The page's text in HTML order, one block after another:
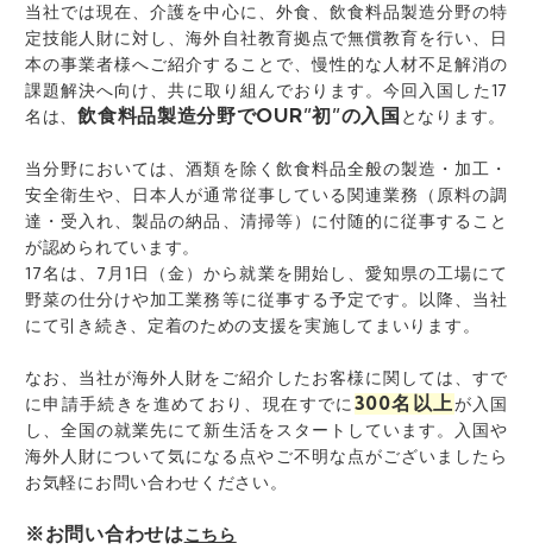
当社では現在、介護を中心に、外食、飲食料品製造分野の特
定技能人財に対し、海外自社教育拠点で無償教育を行い、日
本の事業者様へご紹介することで、慢性的な人材不足解消の
課題解決へ向け、共に取り組んでおります。今回入国した17
名は、飲食料品製造分野でOUR”初”の入国 となります。
当分野においては、酒類を除く飲食料品全般の製造・加工・
安全衛生や、日本人が通常従事している関連業務（原料の調
達・受入れ、製品の納品、清掃等）に付随的に従事すること
が認められています。
17名は、7月1日（金）から就業を開始し、愛知県の工場にて
野菜の仕分けや加工業務等に従事する予定です。以降、当社
にて引き続き、定着のための支援を実施してまいります。
なお、当社が海外人財をご紹介したお客様に関しては、 すで
に申請手続きを進めており、現在すでに300名以上が入国
し、全国の就業先にて新生活をスタートしています。入国や
海外人財について気になる点やご不明な点がございましたら
お気軽にお問い合わせください。
※お問い合わせはこちら